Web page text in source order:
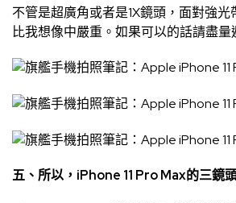
不管是超廣角或者是1X鏡頭，面對強
比我想像中嚴重。如果可以的話請盡量
五、所以，iPhone 11 Pro Max的三鏡